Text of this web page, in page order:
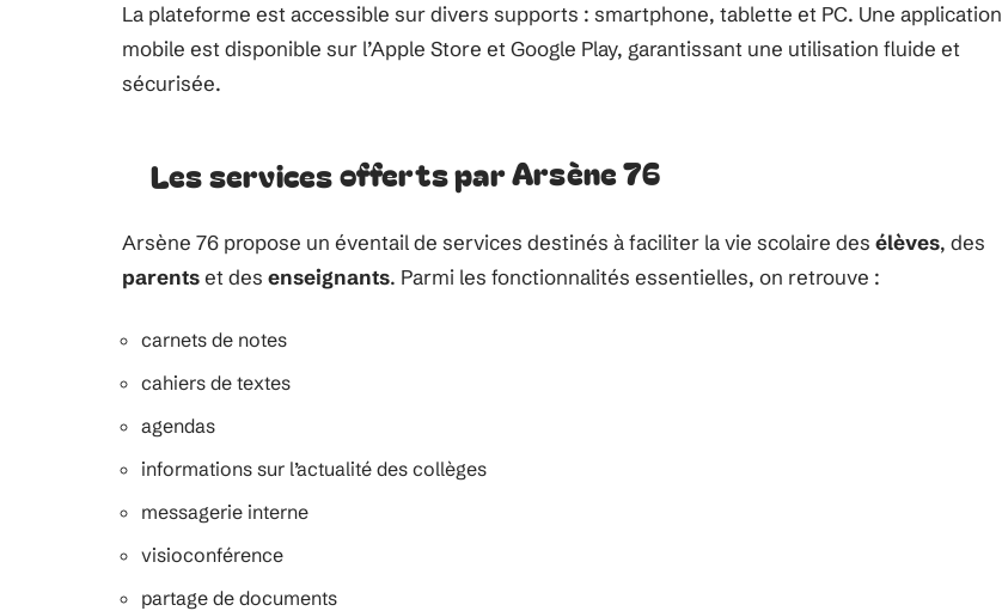
La plateforme est accessible sur divers supports : smartphone, tablette et PC. Une application
mobile est disponible sur l’Apple Store et Google Play, garantissant une utilisation fluide et
sécurisée.
Les services offerts par Arsène 76
Arsène 76 propose un éventail de services destinés à faciliter la vie scolaire des élèves, des
parentset des enseignants. Parmi les fonctionnalités essentielles, on retrouve :
carnets de notes
cahiers de textes
agendas
informations sur l’actualité des collèges
messagerie interne
visioconférence
partage de documents